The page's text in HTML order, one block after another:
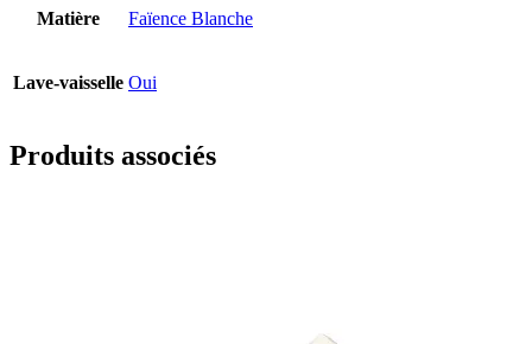
Matière Faïence Blanche
Lave-vaisselle Oui
Produits associés